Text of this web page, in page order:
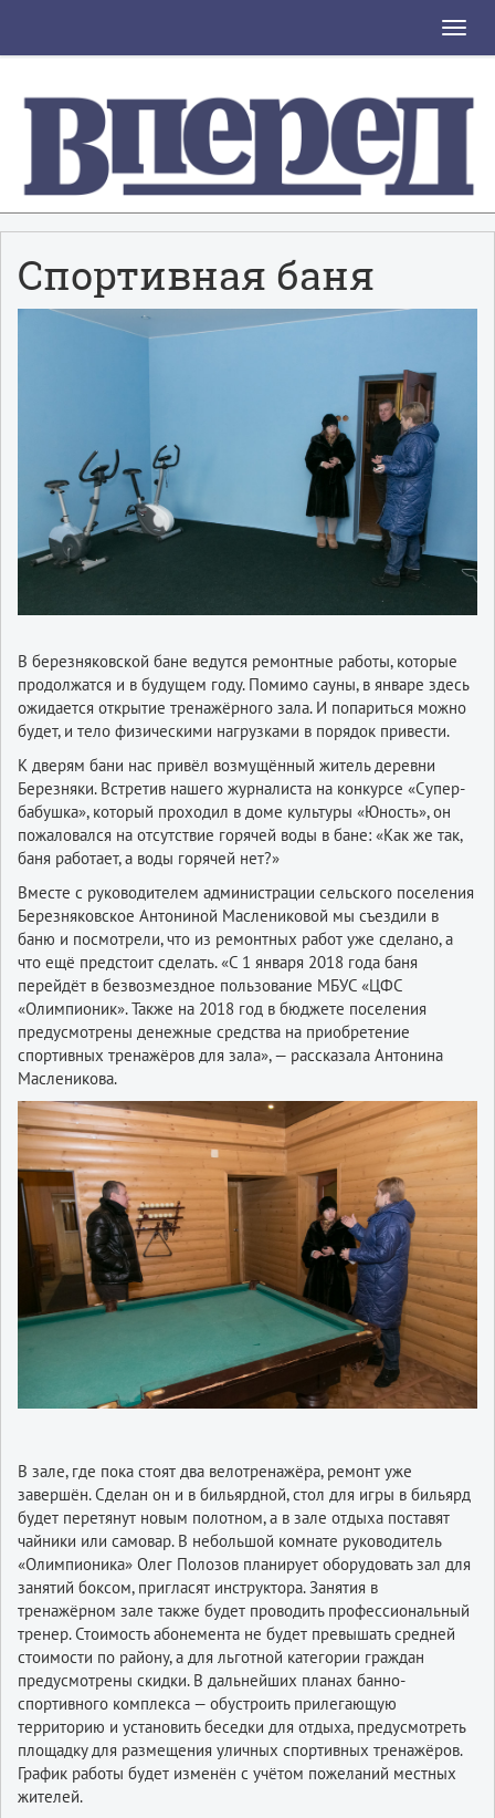
Toggle
Спортивная баня
В березняковской бане ведутся ремонтные работы, которые
продолжатся и в будущем году. Помимо сауны, в январе здесь
ожидается открытие тренажёрного зала. И попариться можно
будет, и тело физическими нагрузками в порядок привести.
К дверям бани нас привёл возмущённый житель деревни
Березняки. Встретив нашего журналиста на конкурсе «Супер-
бабушка», который проходил в доме культуры «Юность», он
пожаловался на отсутствие горячей воды в бане: «Как же так,
баня работает, а воды горячей нет?»
Вместе с руководителем администрации сельского поселения
Березняковское Антониной Маслениковой мы съездили в
баню и посмотрели, что из ремонтных работ уже сделано, а
что ещё предстоит сделать. «С 1 января 2018 года баня
перейдёт в безвозмездное пользование МБУС «ЦФС
«Олимпионик». Также на 2018 год в бюджете поселения
предусмотрены денежные средства на приобретение
спортивных тренажёров для зала», — рассказала Антонина
Масленикова.
В зале, где пока стоят два велотренажёра, ремонт уже
завершён. Сделан он и в бильярдной, стол для игры в бильярд
будет перетянут новым полотном, а в зале отдыха поставят
чайники или самовар. В небольшой комнате руководитель
«Олимпионика» Олег Полозов планирует оборудовать зал для
занятий боксом, пригласят инструктора. Занятия в
тренажёрном зале также будет проводить профессиональный
тренер. Стоимость абонемента не будет превышать средней
стоимости по району, а для льготной категории граждан
предусмотрены скидки. В дальнейших планах банно-
спортивного комплекса — обустроить прилегающую
территорию и установить беседки для отдыха, предусмотреть
площадку для размещения уличных спортивных тренажёров.
График работы будет изменён с учётом пожеланий местных
жителей.